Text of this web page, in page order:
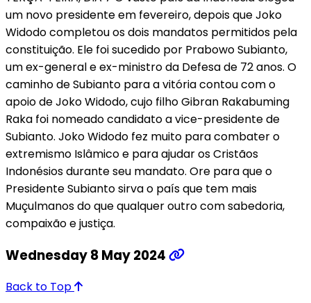
um novo presidente em fevereiro, depois que Joko
Widodo completou os dois mandatos permitidos pela
constituição. Ele foi sucedido por Prabowo Subianto,
um ex-general e ex-ministro da Defesa de 72 anos. O
caminho de Subianto para a vitória contou com o
apoio de Joko Widodo, cujo filho Gibran Rakabuming
Raka foi nomeado candidato a vice-presidente de
Subianto. Joko Widodo fez muito para combater o
extremismo Islâmico e para ajudar os Cristãos
Indonésios durante seu mandato. Ore para que o
Presidente Subianto sirva o país que tem mais
Muçulmanos do que qualquer outro com sabedoria,
compaixão e justiça.
Wednesday 8 May 2024
Back to Top